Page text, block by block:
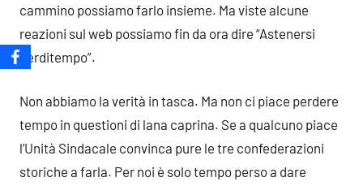
cammino possiamo farlo insieme. Ma viste alcune
reazioni sul web possiamo fin da ora dire “Astenersi
perditempo”.
Non abbiamo la verità in tasca. Ma non ci piace perdere
tempo in questioni di lana caprina. Se a qualcuno piace
l’Unità Sindacale convinca pure le tre confederazioni
storiche a farla. Per noi è solo tempo perso a dare